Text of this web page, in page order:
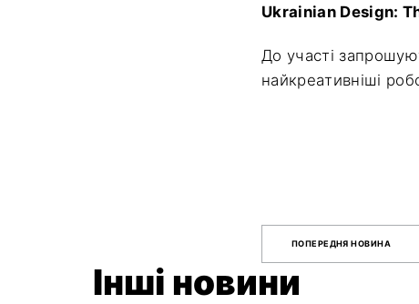
Ukrainian Design:
До участі
найкреативніші
ПОПЕРЕДНЯ НОВИНА
Інші новини